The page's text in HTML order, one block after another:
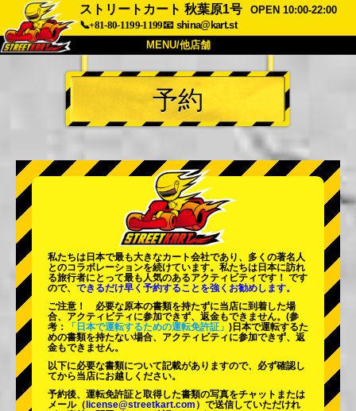
ストリートカート 秋葉原1号
OPEN 10:00-22:00
📞+81-80-1199-1199📧 shina@kart.st
MENU/他店舗
トップ
概要 車両 価格
会社 予約
他店舗
東京 秋葉原 #2
東京 渋谷アネックス 東京ベイ
東京 浅草 大阪
沖縄
予約
私たちは日本で最も大きなカート会社であり、 多くの著名人
とのコラボレーションを続けています。私たちは日本に訪れ
る旅行者にとって最も人気のあるアクティビティです！ です
ので、 できるだけ早く予約することを強くお勧めします。
ご注意！ 必要な原本の書類を持たずに当店に到着した場
合、アクティビティに参加できず、返金もできません。 (参
考：
「日本で運転するための運転免許証」 )日本で運転するた
めの書類を持たない場合、アクティビティに参加できず、返
金もできません。
以下に必要な書類について記載がありますので、必ず確認し
てから当店にお越しください。
予約後、運転免許証と取得した書類の写真をチャットまたは
メール（ license@streetkart.com ）で送信していただけれ